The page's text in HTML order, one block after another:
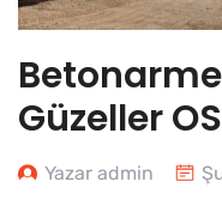
Güzeller
Yazar admin